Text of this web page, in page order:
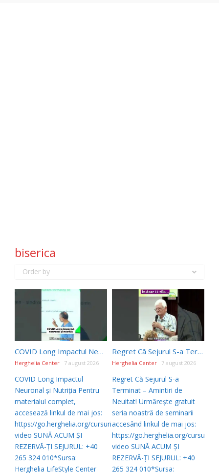
biserica
Order by
COVID Long Impactul Neuronal și Nutriția #shorts
Herghelia Center 7 august 2026
COVID Long Impactul
Neuronal și Nutriția Pentru
materialul complet,
accesează linkul de mai jos:
https://go.herghelia.org/cursuri-
video SUNĂ ACUM ȘI
REZERVĂ-ȚI SEJURUL: +40
265 324 010*Sursa:
Herghelia LifeStyle Center
Regret Că Sejurul S-a Terminat – Amintiri de Neuitat! #shorts
Herghelia Center 7 august 2026
Regret Că Sejurul S-a
Terminat – Amintiri de
Neuitat! Urmărește gratuit
seria noastră de seminarii
accesând linkul de mai jos:
https://go.herghelia.org/cursuri-
video SUNĂ ACUM ȘI
REZERVĂ-ȚI SEJURUL: +40
265 324 010*Sursa: